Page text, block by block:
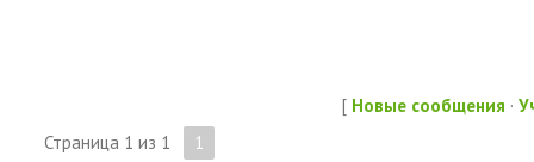
[ Новые сообщения ·
Страница 1 из 1
1